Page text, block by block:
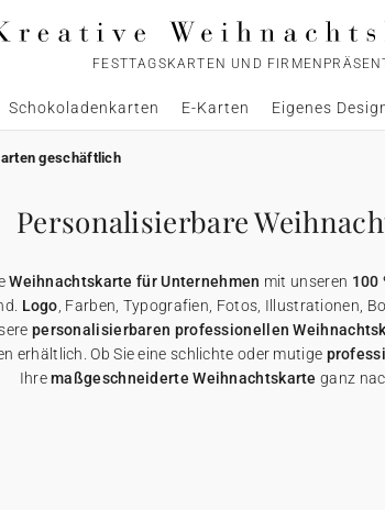
FESTTAGSKARTEN UND
Schokoladenkarten E-Karten Eigenes
geschäftlich
Personalisierbare
Weihnachtskarte für Unternehmen mit unseren 100
Logo , Farben, Typografien, Fotos, Illustrationen,
personalisierbaren professionellen
erhältlich. Ob Sie eine schlichte oder mutige
Ihremaßgeschneiderte Weihnachtskarte ganz